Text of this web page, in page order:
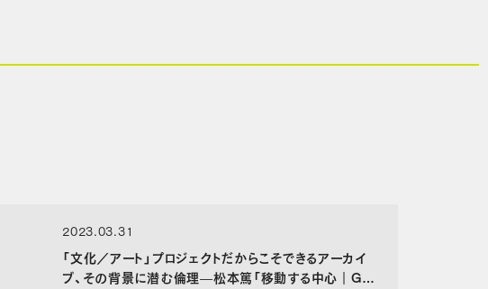
2023.03.31
「文化／アート」プロジェクトだからこそできるアーカイ
ブ、その背景に潜む倫理—松本篤「移動する中心｜GA